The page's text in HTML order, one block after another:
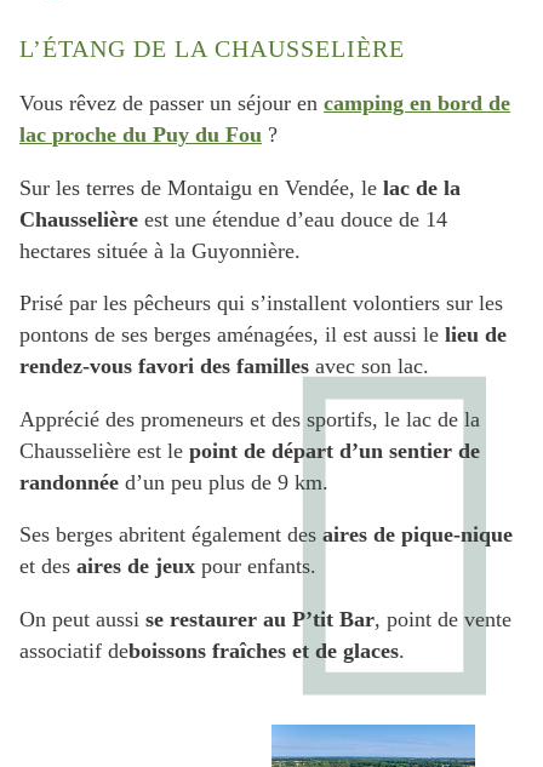
L’ÉTANG DE LA CHAUSSELIÈRE
Vous rêvez de passer un séjour en camping en bord de
lac proche du Puy du Fou ?
Sur les terres de Montaigu en Vendée, le lac de la
Chausselière est une étendue d’eau douce de 14
hectares située à la Guyonnière.
Prisé par les pêcheurs qui s’installent volontiers sur les
pontons de ses berges aménagées, il est aussi le lieu de
rendez-vous favori des familles avec son lac.
Apprécié des promeneurs et des sportifs, le lac de la
Chausselière est le point de départ d’un sentier de
randonnée d’un peu plus de 9 km.
Ses berges abritent également des aires de pique-nique
et des aires de jeux pour enfants.
On peut aussi se restaurer au P’tit Bar, point de vente
associatif deboissons fraîches et de glaces.